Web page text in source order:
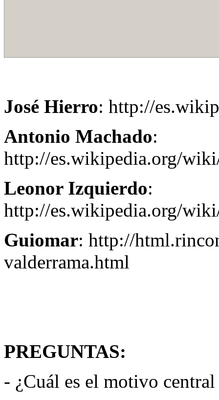
José Hierro: http://
Antonio Machado:
http://es.wikipedia.org/
Leonor Izquierdo:
http://es.wikipedia.org/
Guiomar: http://
valderrama.html
PREGUNTAS:
- ¿Cuál es el motivo central